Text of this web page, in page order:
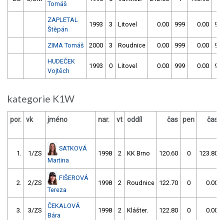
Tomáš
ZAPLETAL
Štěpán
1993 3 Litovel 0.00 999 0.00
ZIMA Tomáš 2000 3 Roudnice 0.00 999 0.00
HUDEČEK
Vojtěch
1993 0 Litovel 0.00 999 0.00
kategorie K1W
por. vk jméno nar. vt oddíl čas pen čas
1. 1/ZS
SATKOVÁ
Martina
1998 2 KK Brno 120.60 0 123.80
2. 2/ZS
FIŠEROVÁ
Tereza
1998 2 Roudnice 122.70 0 0.00
3. 3/ZS
ČEKALOVÁ
Bára
1998 2 Klášter. 122.80 0 0.00